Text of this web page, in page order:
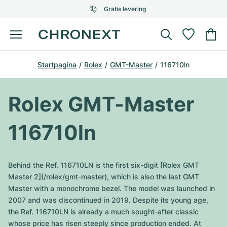
Gratis levering
Menu
Horloge kopen
GESELECTEERDE MERKEN
Top modellen
Omega
Alle Omega modellen
Top modellen
Patek Philippe
Alle Patek Philippe modellen
Top modellen
Alle Audemars Piguet modellen
Cartier
Breitling
Horloges tweedehands
Horloge verkopen
GESELECTEERDE MERKEN
Tiffany
Louis Vuitton
Van Cleef & Arpels
Bvlgari
Nieuwe modellen
Sale
Startpagina Rolex GMT-Master 116710ln
Rolex GMT-Master
116710ln
Behind the Ref. 116710LN is the first six-digit [Rolex GMT
Master 2](/rolex/gmt-master), which is also the last GMT
Master with a monochrome bezel. The model was launched in
2007 and was discontinued in 2019. Despite its young age,
the Ref. 116710LN is already a much sought-after classic
whose price has risen steeply since production ended. At